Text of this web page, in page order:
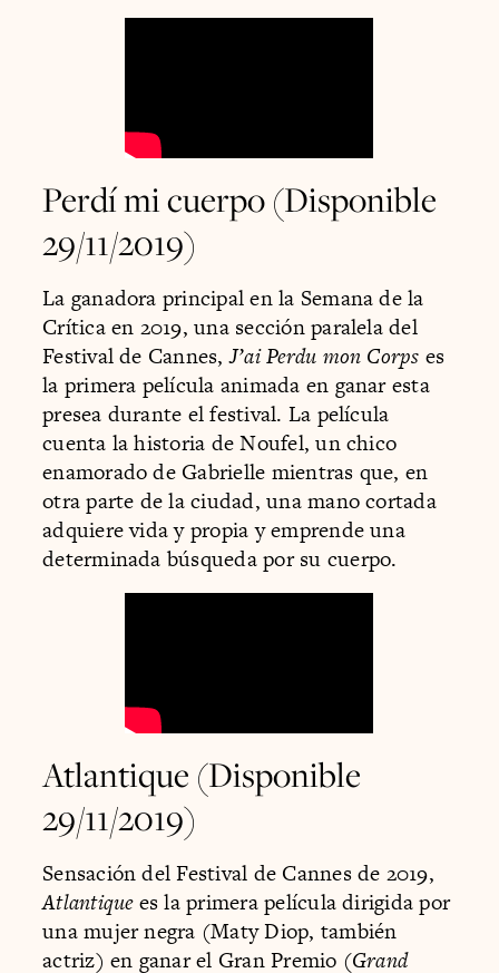
Perdí mi cuerpo (Disponible
29/11/2019)
La ganadora principal en la Semana de la
Crítica en 2019, una sección paralela del
Festival de Cannes,J’ai Perdu mon Corps es
la primera película animada en ganar esta
presea durante el festival. La película
cuenta la historia de Noufel, un chico
enamorado de Gabrielle mientras que, en
otra parte de la ciudad, una mano cortada
adquiere vida y propia y emprende una
determinada búsqueda por su cuerpo.
Atlantique (Disponible
29/11/2019)
Sensación del Festival de Cannes de 2019,
Atlantiquees la primera película dirigida por
una mujer negra (Maty Diop, también
actriz) en ganar el Gran Premio (Grand